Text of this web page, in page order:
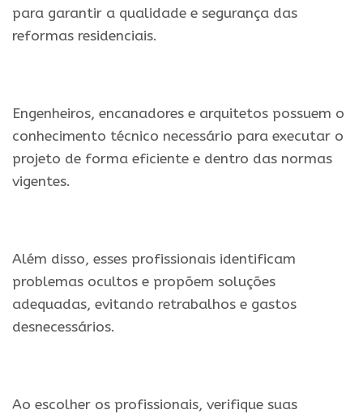
para garantir a qualidade e segurança das
reformas residenciais.
Engenheiros, encanadores e arquitetos possuem o
conhecimento técnico necessário para executar o
projeto de forma eficiente e dentro das normas
vigentes.
Além disso, esses profissionais identificam
problemas ocultos e propõem soluções
adequadas, evitando retrabalhos e gastos
desnecessários.
Ao escolher os profissionais, verifique suas